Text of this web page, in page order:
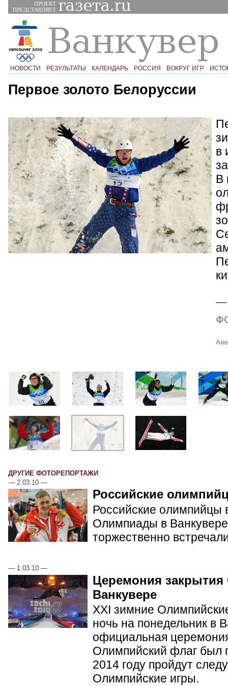
ПРОЕКТ
ПРЕДСТАВЛЯЕТ
НОВОСТИ РЕЗУЛЬТАТЫ КАЛЕНДАРЬ РОССИЯ ВОКРУГ ИГР
Первое золото Белоруссии
в
В
ДРУГИЕ ФОТОРЕПОРТАЖИ
— 2.03.10 —
Российские
Российские олимпийцы
Олимпиады в
торжественно
— 1.03.10 —
Церемония
Ванкувере
XXI зимние
ночь на понедельник в
официальная
Олимпийский флаг был
2014 году пройдут
Олимпийские игры.